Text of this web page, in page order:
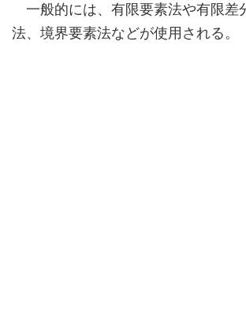
一般的には、有限要素法や有限差
法、境界要素法などが使用される。